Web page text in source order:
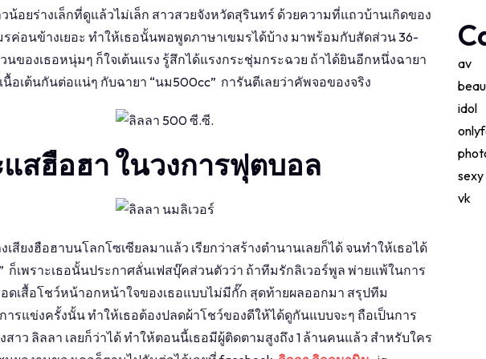
น้อยร่างเล็กที่ดูแล้วไม่เล็ก สาวสวยจังหวัดสุรินทร์ ด้วยความที่แถวบ้านเกิดของ
รค่อนข้างเยอะ ทำให้เธอนั้นพอพูดภาษาเขมรได้บ้าง มาพร้อมกับสัดส่วน 36-
นของเธอหนุ่มๆ ก็ใจเต้นแรง รู้สึกได้แรงกระชุ่มกระฉวย ถ้าได้ยินอีกหนึ่งฉายา
นื้อเต้นกันต่อแน่ๆ กับฉายา “นม500cc” การันตีเลยว่าคัพจอของจริง
แสฮือฮา ในวงการฟุตบอล
เสียงฮือฮาบนโลกโซเซียลมาแล้ว เรียกว่าสร้างตำนานเลยก็ได้ จนทำให้เธอได้
ก็เพราะเธอนั้นประกาศลั่นเฟสบุ๊คส่วนตัวว่า ถ้าทีมรักลิเวอร์พูล พ่ายแพ้ในการ
ดเสื้อโชว์หน้าอกหน้าใจของเธอแบบไม่มีกั๊ก สุดท้ายผลออกมา สรุปทีม
ารแข่งครั้งนั้น ทำให้เธอต้องปลดผ้าโชว์ของดีให้ได้ดูกันแบบจะๆ ถือเป็นการ
สาว ลิลลา เลยก็ว่าได้ ทำให้ตอนนี้เธอมีผู้ติดตามสูงถึง 1 ล้านคนแล้ว สำหรับใคร
av
idol
sexy
vk